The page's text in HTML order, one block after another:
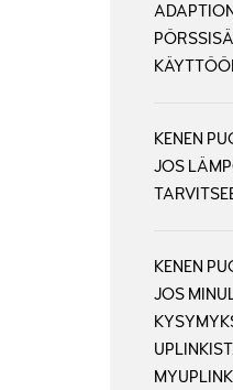
KENEN
JOS
KENEN
JOS